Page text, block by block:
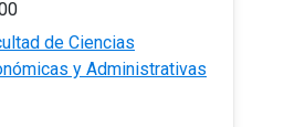
de Ciencias
y Administrativas